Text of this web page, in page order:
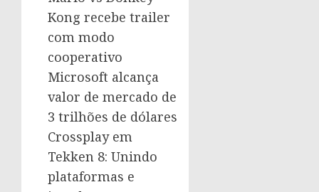
Kong recebe trailer
com modo
cooperativo
Microsoft alcança
valor de mercado de
3 trilhões de dólares
Crossplay em
Tekken 8: Unindo
plataformas e